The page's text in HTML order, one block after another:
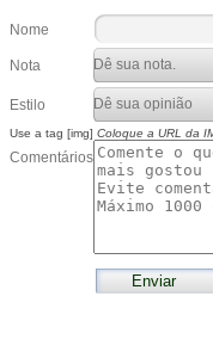
Nome
Nota
Estilo
Use a tag [img] Coloque a URL da
Comentários